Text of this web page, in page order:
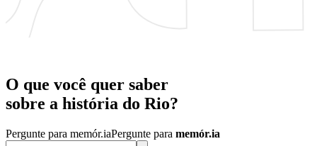
O que você quer saber
sobre a história do Rio?
Pergunte para memór.iaPergunte para memór.ia